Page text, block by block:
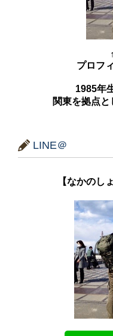
プロフ
1985年
関東を拠点
LINE＠
【なかのし